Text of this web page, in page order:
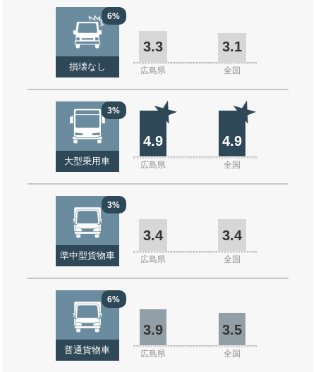
6%
損壊なし
3.3 3.1
広島県 全国
3%
大型乗用車
4.9 4.9
広島県 全国
3%
準中型貨物車
3.4 3.4
広島県 全国
6%
普通貨物車
3.9 3.5
広島県 全国